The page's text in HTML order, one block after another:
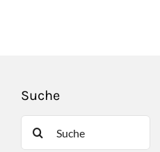
Suche
Suche